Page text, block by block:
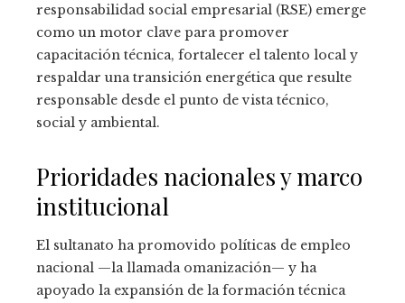
responsabilidad social empresarial (RSE) emerge
como un motor clave para promover
capacitación técnica, fortalecer el talento local y
respaldar una transición energética que resulte
responsable desde el punto de vista técnico,
social y ambiental.
Prioridades nacionales y marco
institucional
El sultanato ha promovido políticas de empleo
nacional —la llamada omanización— y ha
apoyado la expansión de la formación técnica